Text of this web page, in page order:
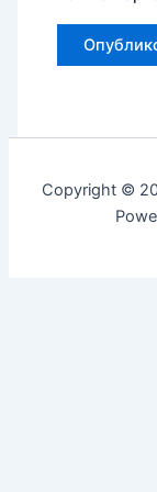
Copyright ©